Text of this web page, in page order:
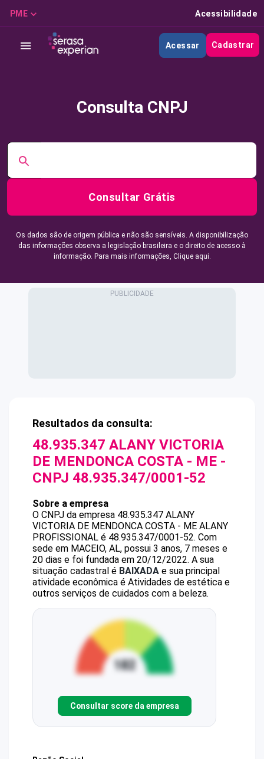
PME Acessibilidade
Acessar Cadastrar
Consulta CNPJ
Consultar Grátis
Os dados são de origem pública e não são sensíveis. A disponibilização
das informações observa a legislação brasileira e o direito de acesso à
informação. Para mais informações, Clique aqui.
Resultados da consulta:
48.935.347 ALANY VICTORIA
DE MENDONCA COSTA - ME -
CNPJ 48.935.347/0001-52
Sobre a empresa
O CNPJ da empresa 48.935.347 ALANY
VICTORIA DE MENDONCA COSTA - ME ALANY
PROFISSIONAL é 48.935.347/0001-52. Com
sede em MACEIO, AL, possui 3 anos, 7 meses e
20 dias e foi fundada em 20/12/2022. A sua
situação cadastral é BAIXADA e sua principal
atividade econômica é Atividades de estética e
outros serviços de cuidados com a beleza.
Consultar score da empresa